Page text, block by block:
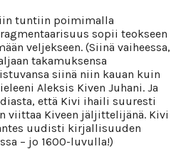
tuntiin poimimalla
sopii teokseen
veljekseen. (Siinä vaiheessa,
takamuksensa
siinä niin kauan kuin
Aleksis Kiven Juhani. Ja
että Kivi ihaili suuresti
viittaa Kiveen jäljittelijänä. Kivi
uudisti kirjallisuuden
– jo 1600-luvulla!)